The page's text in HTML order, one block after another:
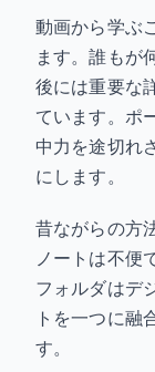
動画から学ぶ
ます。誰もが
後には重要な
ています。ポ
中力を途切れ
にします。
昔ながらの方
ノートは不便
フォルダはデ
トを一つに融
す。